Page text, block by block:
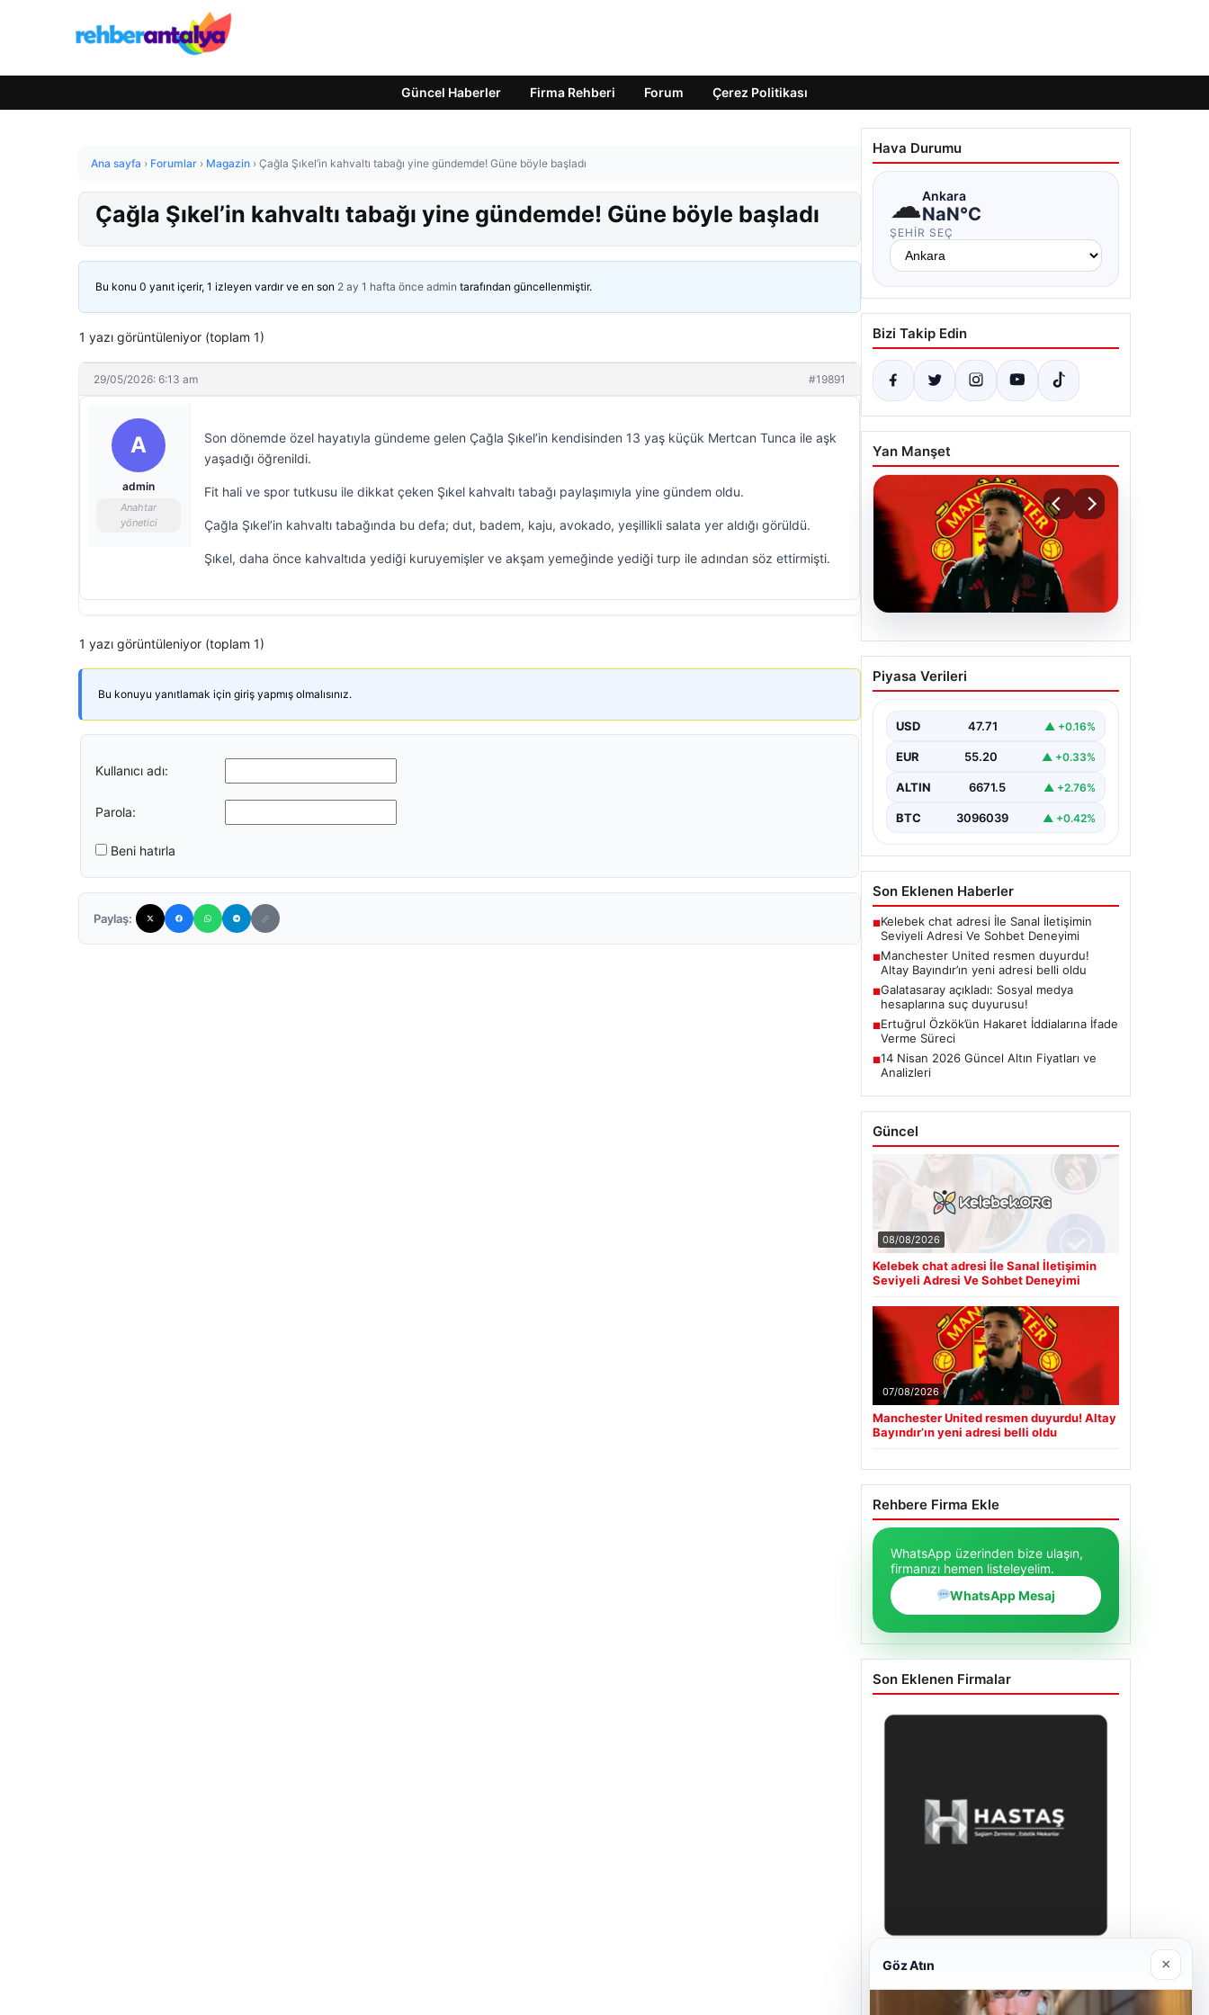
Güncel Haberler Firma Rehberi Forum Çerez Politikası
Ana sayfa › Forumlar › Magazin › Çağla Şıkel’in kahvaltı tabağı yine gündemde! Güne böyle başladı
Çağla Şıkel’in kahvaltı tabağı yine gündemde! Güne böyle başladı
Bu konu 0 yanıt içerir, 1 izleyen vardır ve en son 2 ay 1 hafta önce admin tarafından güncellenmiştir.
1 yazı görüntüleniyor (toplam 1)
29/05/2026: 6:13 am #19891
A
admin
Anahtar
yönetici
Son dönemde özel hayatıyla gündeme gelen Çağla Şıkel’in kendisinden 13 yaş küçük Mertcan Tunca ile aşk
yaşadığı öğrenildi.
Fit hali ve spor tutkusu ile dikkat çeken Şıkel kahvaltı tabağı paylaşımıyla yine gündem oldu.
Çağla Şıkel’in kahvaltı tabağında bu defa; dut, badem, kaju, avokado, yeşillikli salata yer aldığı görüldü.
Şıkel, daha önce kahvaltıda yediği kuruyemişler ve akşam yemeğinde yediği turp ile adından söz ettirmişti.
1 yazı görüntüleniyor (toplam 1)
Bu konuyu yanıtlamak için giriş yapmış olmalısınız.
Kullanıcı adı:
Parola:
Beni hatırla
Paylaş:
Hava Durumu
☁Ankara
NaN°C
ŞEHIR SEÇ
Bizi Takip Edin
Yan Manşet
07.08.2026
Manchester United
resmen duyurdu! Altay
belli oldu
Piyasa Verileri
USD 47.71 ▲ +0.16%
EUR 55.20 ▲ +0.33%
ALTIN 6671.5 ▲ +2.76%
BTC 3096039 ▲ +0.42%
Son Eklenen Haberler
■Kelebek chat adresi İle Sanal İletişimin
Seviyeli Adresi Ve Sohbet Deneyimi
■Manchester United resmen duyurdu!
Altay Bayındır’ın yeni adresi belli oldu
■Galatasaray açıkladı: Sosyal medya
hesaplarına suç duyurusu!
■Ertuğrul Özkök’ün Hakaret İddialarına İfade
Verme Süreci
■14 Nisan 2026 Güncel Altın Fiyatları ve
Analizleri
Güncel
08/08/2026
Kelebek chat adresi İle Sanal İletişimin
Seviyeli Adresi Ve Sohbet Deneyimi
07/08/2026
Manchester United resmen duyurdu! Altay
Bayındır’ın yeni adresi belli oldu
Rehbere Firma Ekle
WhatsApp üzerinden bize ulaşın,
firmanızı hemen listeleyelim.
WhatsApp Mesaj
Son Eklenen Firmalar
Hastaş Beton
26/05/2026
Göz Atın ×